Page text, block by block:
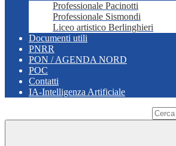
Professionale Pacinotti
Professionale Sismondi
Liceo artistico Berlinghieri
Documenti utili
PNRR
PON / AGENDA NORD
POC
Contatti
IA-Intelligenza Artificiale